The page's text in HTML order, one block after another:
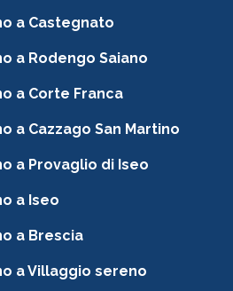
a Castegnato
a Rodengo Saiano
a Corte Franca
a Cazzago San Martino
a Provaglio di Iseo
a Iseo
a Brescia
a Villaggio sereno